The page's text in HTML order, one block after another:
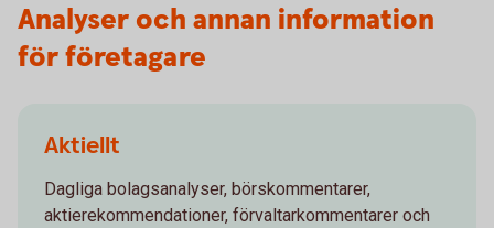
Analyser och annan information
för företagare
Aktiellt
Dagliga bolagsanalyser, börskommentarer,
aktierekommendationer, förvaltarkommentarer och